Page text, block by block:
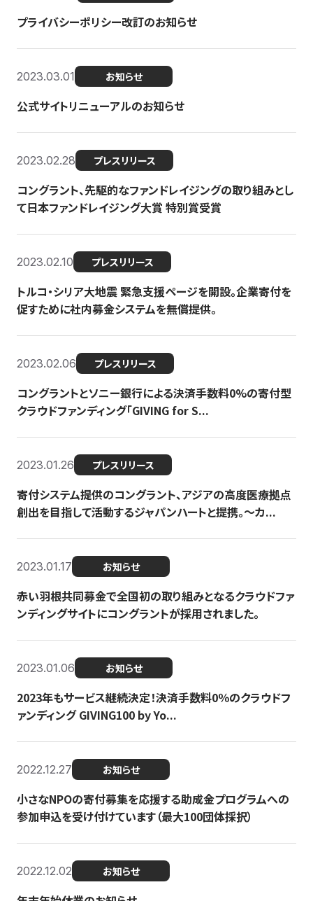
プライバシーポリシー改訂のお知らせ
2023.03.01 お知らせ
公式サイトリニューアルのお知らせ
2023.02.28 プレスリリース
コングラント、先駆的なファンドレイジングの取り組みとし
て日本ファンドレイジング大賞 特別賞受賞
2023.02.10 プレスリリース
トルコ・シリア大地震 緊急支援ページを開設。企業寄付を
促すために社内募金システムを無償提供。
2023.02.06 プレスリリース
コングラントとソニー銀行による決済手数料0%の寄付型
クラウドファンディング「GIVING for S...
2023.01.26 プレスリリース
寄付システム提供のコングラント、アジアの高度医療拠点
創出を目指して活動するジャパンハートと提携。〜カ...
2023.01.17 お知らせ
赤い羽根共同募金で全国初の取り組みとなるクラウドファ
ンディングサイトにコングラントが採用されました。
2023.01.06 お知らせ
2023年もサービス継続決定！決済手数料0％のクラウドフ
ァンディング GIVING100 by Yo...
2022.12.27 お知らせ
小さなNPOの寄付募集を応援する助成金プログラムへの
参加申込を受け付けています（最大100団体採択）
2022.12.02 お知らせ